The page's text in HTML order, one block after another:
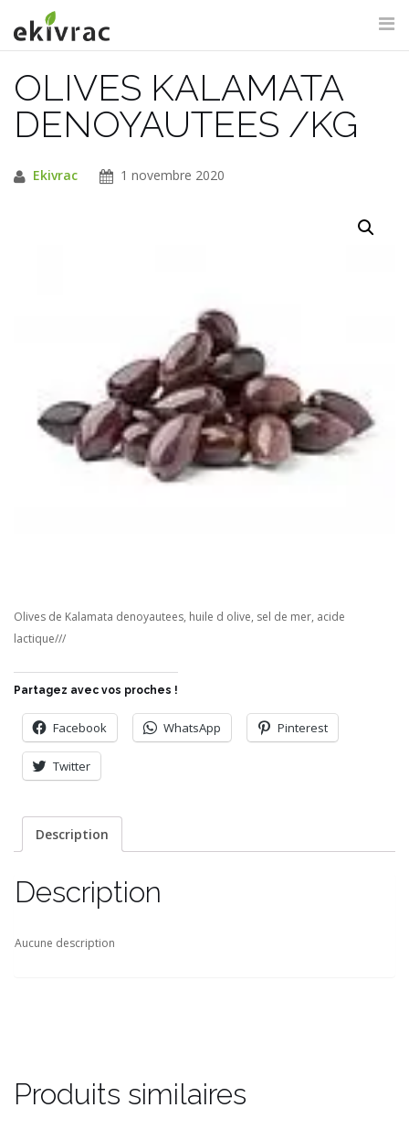
au
contenu
RECHERCHE DU SITE
OLIVES KALAMATA
DENOYAUTEES /KG
Ekivrac 1 novembre 2020
Olives de Kalamata denoyautees, huile d olive, sel de mer, acide
lactique///
Partagez avec vos proches !
Facebook WhatsApp Pinterest
Twitter
Description
Description
Aucune description
Produits similaires